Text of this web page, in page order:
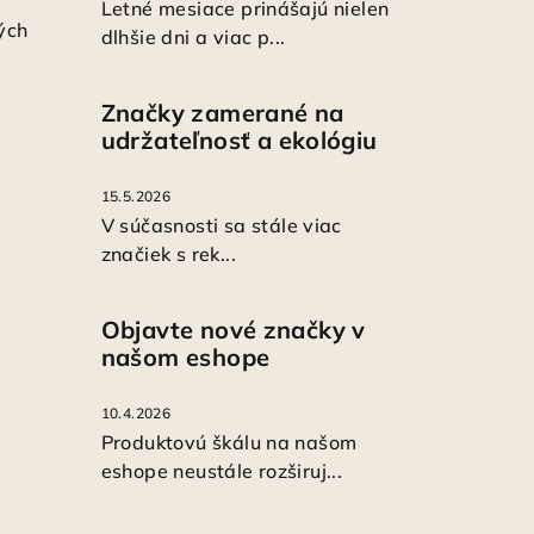
Letné mesiace prinášajú nielen
dlhšie dni a viac p...
Značky zamerané na
udržateľnosť a ekológiu
15.5.2026
V súčasnosti sa stále viac
značiek s rek...
Objavte nové značky v
našom eshope
10.4.2026
Produktovú škálu na našom
eshope neustále rozširuj...